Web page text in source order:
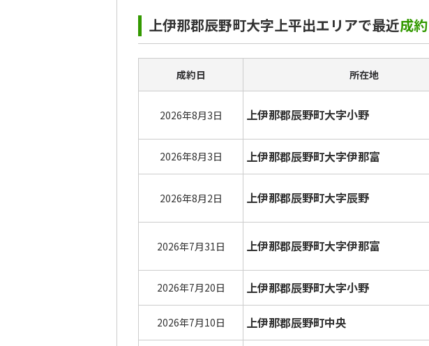
上伊那郡辰野町大字上平出エリアで最近成約
成約日 所在地
2026年8月3日 上伊那郡辰野町大字小野
2026年8月3日 上伊那郡辰野町大字伊那富
2026年8月2日 上伊那郡辰野町大字辰野
2026年7月31日 上伊那郡辰野町大字伊那富
2026年7月20日 上伊那郡辰野町大字小野
2026年7月10日 上伊那郡辰野町中央